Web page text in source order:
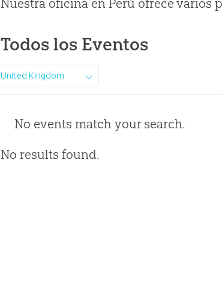
Nuestra oficina en Perú ofrece varios
Todos los Eventos
United Kingdom
No events match your search.
No results found.